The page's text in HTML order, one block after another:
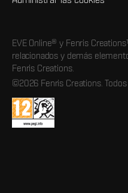
EVE Online® y Fenris
relacionados y demás
Fenris Creations.
©2026 Fenris Creations.